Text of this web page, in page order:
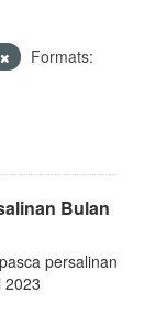
Formats:
Bulan
persalinan
2023